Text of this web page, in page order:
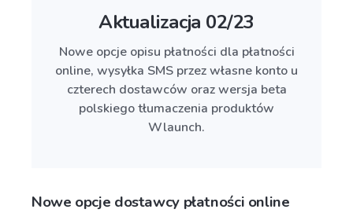
Aktualizacja 02/23
Nowe opcje opisu płatności dla płatności
online, wysyłka SMS przez własne konto u
czterech dostawców oraz wersja beta
polskiego tłumaczenia produktów
Wlaunch.
Nowe opcje dostawcy płatności online